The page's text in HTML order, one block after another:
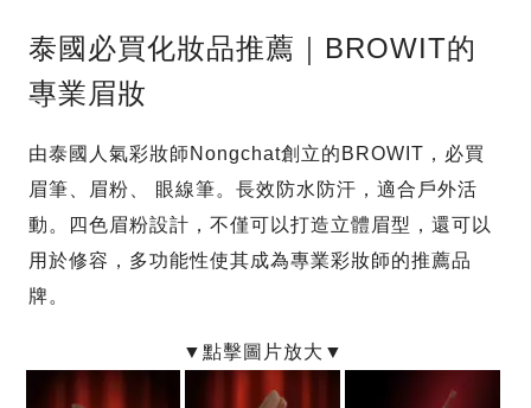
泰國必買化妝品推薦｜BROWIT的
專業眉妝
由泰國人氣彩妝師Nongchat創立的BROWIT，必買
眉筆、眉粉、 眼線筆。長效防水防汗，適合戶外活
動。四色眉粉設計，不僅可以打造立體眉型，還可以
用於修容，多功能性使其成為專業彩妝師的推薦品
牌。